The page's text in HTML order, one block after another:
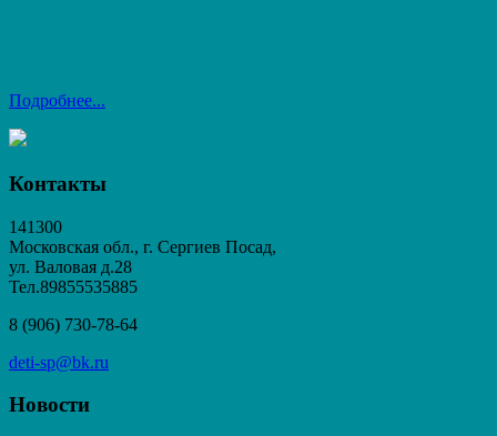
Подробнее...
Контакты
141300
Московская обл., г. Сергиев Посад,
ул. Валовая д.28
Тел.89855535885
8 (906) 730-78-64
deti-sp@bk.ru
Новости